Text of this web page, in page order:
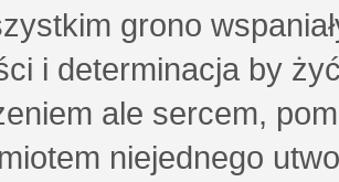
grono
i determinacja by
ale sercem,
niejednego